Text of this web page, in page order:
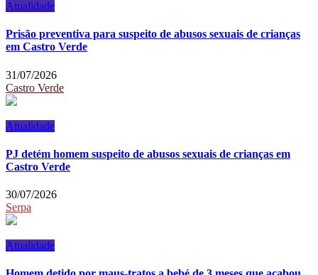
Atualidade
Prisão preventiva para suspeito de abusos sexuais de crianças
em Castro Verde
31/07/2026
Castro Verde
Atualidade
PJ detém homem suspeito de abusos sexuais de crianças em
Castro Verde
30/07/2026
Serpa
Atualidade